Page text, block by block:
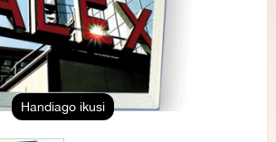
Handiago ikusi